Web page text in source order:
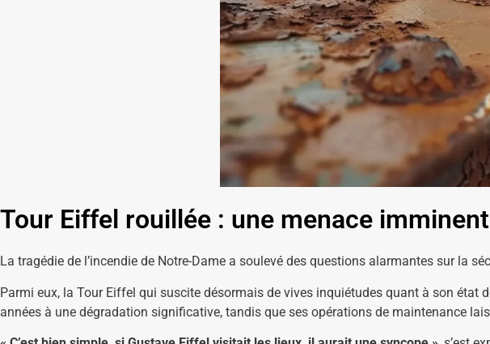
Tour Eiffel rouillée : une menace
La tragédie de l’incendie de Notre-Dame a soulevé des questions alarmantes sur la
Parmi eux, la Tour Eiffel qui suscite désormais de vives inquiétudes quant à son
années à une dégradation significative, tandis que ses opérations de maintenance